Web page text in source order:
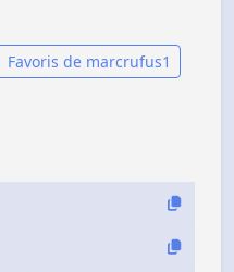
Favoris de marcrufus1